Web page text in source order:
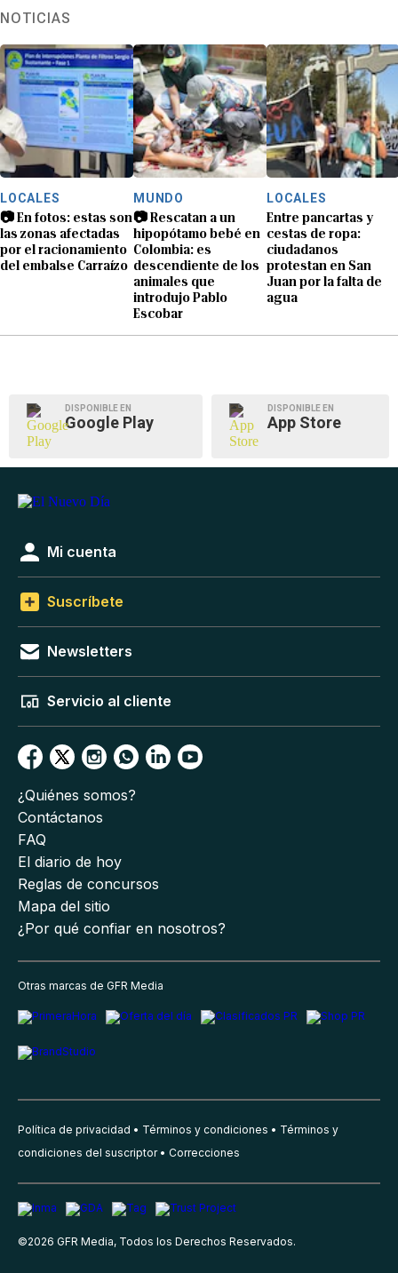
NOTICIAS
LOCALES
📷 En fotos: estas son
las zonas afectadas
por el racionamiento
del embalse Carraízo
MUNDO
📷 Rescatan a un
hipopótamo bebé en
Colombia: es
descendiente de los
animales que
introdujo Pablo
Escobar
LOCALES
Entre pancartas y
cestas de ropa:
ciudadanos
protestan en San
Juan por la falta de
agua
DISPONIBLE EN
Google Play
DISPONIBLE EN
App Store
Mi cuenta
Suscríbete
Newsletters
Servicio al cliente
¿Quiénes somos?
Contáctanos
FAQ
El diario de hoy
Reglas de concursos
Mapa del sitio
¿Por qué confiar en nosotros?
Otras marcas de GFR Media
Política de privacidad Términos y condiciones
Términos y
condiciones del suscriptor
Correcciones
©2026 GFR Media, Todos los Derechos Reservados.